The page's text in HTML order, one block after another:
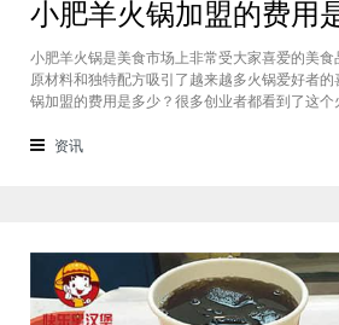
小肥羊火锅是美食市场上非常受大家喜爱的美
原材料和独特配方吸引了越来越多火锅爱好者
锅加盟的费用是多少？很多创业者都看到了这个
小编带大家一起了解小肥羊火锅加盟的费用情况
资讯